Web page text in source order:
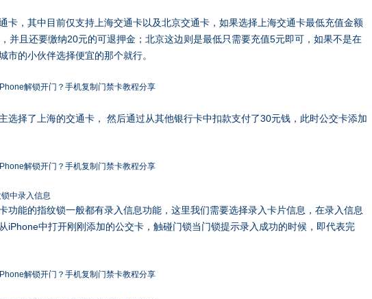
卡，其中目前仅支持上海交通卡以及北京交通卡，如果选择上海交通卡最低充值金额
并且还要缴纳20元的可退押金；北京这边则是最低只需要充值5元即可，如果不是在
市的小伙伴选择便宜的那个就行。
选择了上海的交通卡， 然后通过从其他银行卡中扣款支付了30元钱，此时公交卡添加
中录入信息
功能的指纹锁一般都有录入信息功能，这里我们需要选择录入卡片信息，在录入信息
iPhone中打开刚刚添加的公交卡，触碰门锁当门锁提示录入成功的时候，即代表完